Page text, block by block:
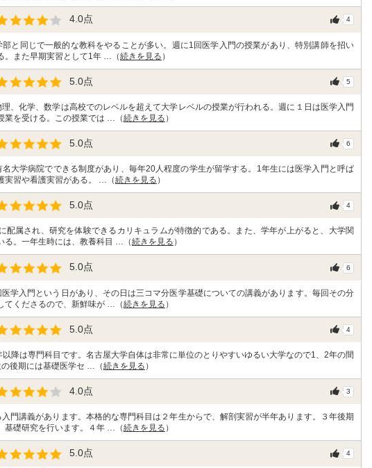
4.0点 4
と同じで一般的な教科をやることが多い。週に1回医学入門の授業があり、特別講師を招い
。また早期実習として1年 …（続きを見る ）
5.0点 5
、化学、数学は高校でのレベルを超えて大学レベルの授業が行われる。週に１日は医学入門
業を受ける。この授業では …（続きを見る ）
5.0点 6
大学病院でできる制度があり、毎年20人程度の学生が留学する。1年生には医学入門と呼ば
実習や看護実習がある。 …（続きを見る ）
5.0点 4
配属され、研究を体験できるカリキュラムが特徴的である。また、学年が上がると、大学関
る。一年生時には、教養科目 …（続きを見る ）
5.0点 6
学入門という日があり、その日は三コマ分医学基礎についての講義があります。毎回その分
てくださるので、新鮮味が …（続きを見る ）
5.0点 4
降は専門科目です。名古屋大学自体は非常に単位のとりやすいゆるい大学なので1、2年の間
後期には基礎医学セ …（続きを見る ）
4.0点 3
門講義があります。本格的な専門科目は２年生からで、解剖実習が半年あります。３年後期
基礎研究を行います。４年 …（続きを見る ）
5.0点 4